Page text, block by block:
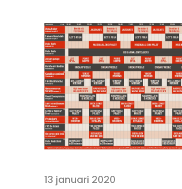
13 januari 2020